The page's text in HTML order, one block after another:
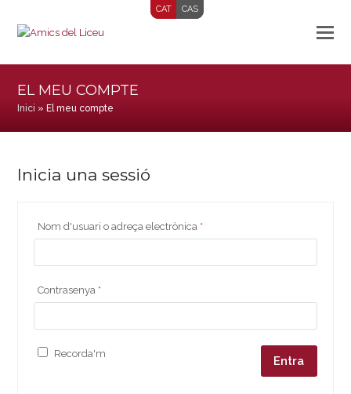
CAT CAS
EL MEU COMPTE
Inici » El meu compte
Inicia una sessió
Nom d'usuari o adreça electrònica *
Contrasenya *
Recorda'm
Entra